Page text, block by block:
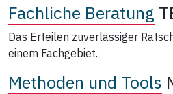
Fachliche Beratung
Das Erteilen zuverlässiger
einem Fachgebiet.
Methoden und Tools